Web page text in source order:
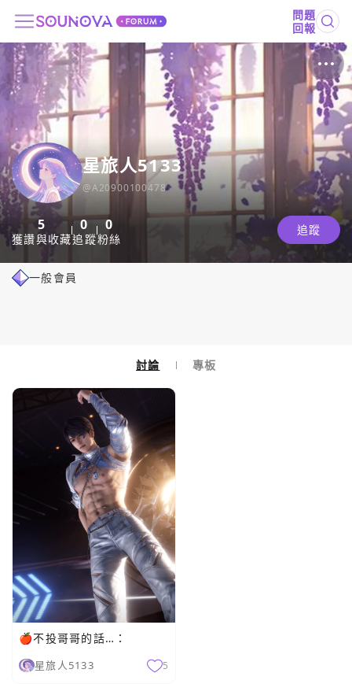
問題
回報
星旅人5133
@A20900100478
5
獲讚與收藏
0
追蹤
0
粉絲
追蹤
一般會員
討論 專板
🍎不投哥哥的話…：
星旅人5133 5